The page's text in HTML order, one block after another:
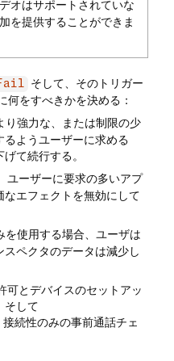
オはサポートされていな
を提供することができま
そして、そのトリガー
何をすべきかを決める：
り強力な、または制限の少
ようユーザーに求める
て続行する。
ユーザーに要求の多いアプ
なエフェクトを無効にして
を使用する場合、ユーザは
ペクタのデータは減少し
可とデバイスのセットアッ
そして
接続性のみの事前通話チェ